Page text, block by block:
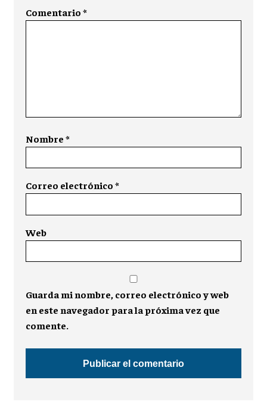
Comentario*
Nombre*
Correo electrónico*
Web
Guarda mi nombre, correo electrónico y web
en este navegador para la próxima vez que
comente.